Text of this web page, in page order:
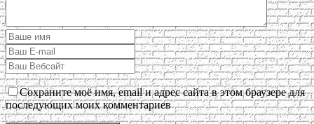
Сохраните моё имя, email и адрес сайта в этом браузере для
последующих моих комментариев